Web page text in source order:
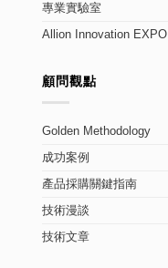
專業實驗室
Allion Innovation EXPO
顧問觀點
Golden Methodology
成功案例
產品採購關鍵指南
技術漫談
技術文章